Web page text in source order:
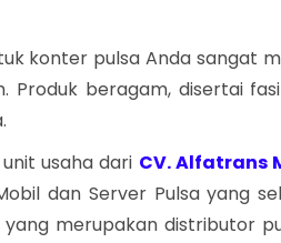
konter pulsa Anda sangat
Produk beragam, disertai
usaha dari CV. Alfatrans
dan Server Pulsa yang
yang merupakan distributor